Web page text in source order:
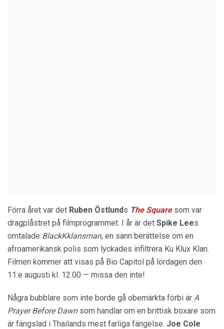
Förra året var det Ruben Östlunds The Square som var
dragplåstret på filmprogrammet. I år är det Spike Lees
omtalade BlackKklansman, en sann berättelse om en
afroamerikansk polis som lyckades infiltrera Ku Klux Klan.
Filmen kommer att visas på Bio Capitol på lördagen den
11:e augusti kl. 12.00 — missa den inte!
Några bubblare som inte borde gå obemärkta förbi är A
Prayer Before Dawnsom handlar om en brittisk boxare som
är fängslad i Thailands mest farliga fängelse. Joe Cole